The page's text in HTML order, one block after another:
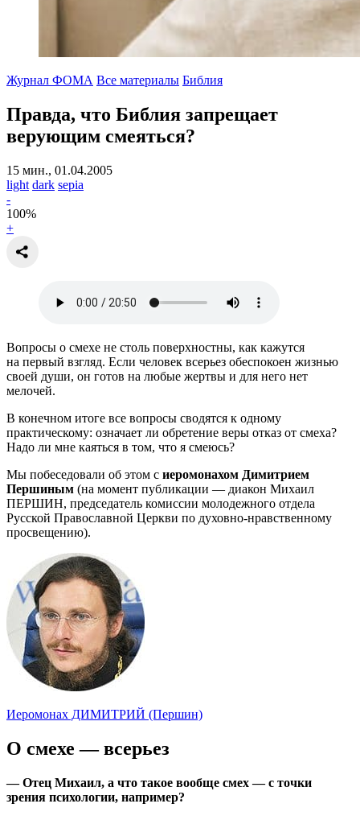
Журнал ФОМА Все материалы Библия
Правда, что Библия запрещает
верующим смеяться?
15 мин., 01.04.2005
light dark sepia
-
100%
+
Вопросы о смехе не столь поверхностны, как кажутся
на первый взгляд. Если человек всерьез обеспокоен жизнью
своей души, он готов на любые жертвы и для него нет
мелочей.
В конечном итоге все вопросы сводятся к одному
практическому: означает ли обретение веры отказ от смеха?
Надо ли мне каяться в том, что я смеюсь?
Мы побеседовали об этом с иеромонахом Димитрием
Першиным (на момент публикации — диакон Михаил
ПЕРШИН, председатель комиссии молодежного отдела
Русской Православной Церкви по духовно-нравственному
просвещению).
Иеромонах ДИМИТРИЙ (Першин)
О смехе — всерьез
— Отец Михаил, а что такое вообще смех — с точки
зрения психологии, например?